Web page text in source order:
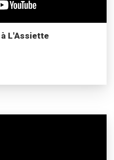
à L'Assiette